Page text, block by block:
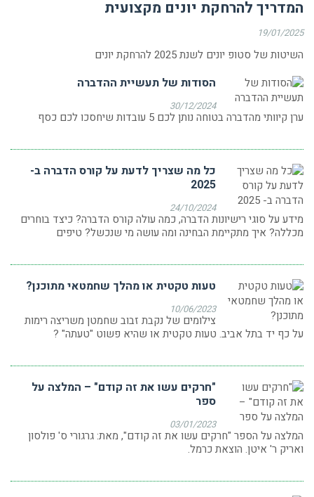
המדריך להרחקת יונים מקצועית
19/01/2025
השיטות של סטופ יונים לשנת 2025 להרחקת יונים
הסודות של תעשיית ההדברה
30/12/2024
ערן קיוותי מהדברה בטוחה נותן לכם 5 עובדות שיחסכו לכם כסף
כל מה שצריך לדעת על קורס הדברה ב-
2025
24/10/2024
מידע על סוגי רישיונות הדברה, כמה עולה קורס הדברה? כיצד בוחרים
מכללה? איך מתקיימת הבחינה ומה עושה מי שנכשל? טיפים
טעות טקטית או מהלך שחמטאי מתוכנן?
10/06/2023
צילומים של נקבת זבוב שחמטן משריצה רימות
על כף יד בתל אביב. טעות טקטית או שהיא פשוט "טעתה" ?
"חרקים עשו את זה קודם" – המלצה על
ספר
03/01/2023
המלצה על הספר "חרקים עשו את זה קודם", מאת: גרגורי ס' פולסון
ואריק ר' איטן. הוצאת כרמל.